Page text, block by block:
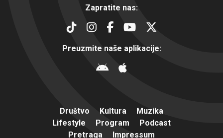
Zapratite nas:
Preuzmite naše aplikacije:
Društvo Kultura
Muzika
Lifestyle
Program
Podcast
Pretraga
Impressum